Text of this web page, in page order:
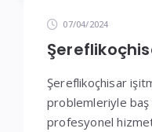
07/04/2024
Şereflikoçhisar
problemleriyle baş
profesyonel